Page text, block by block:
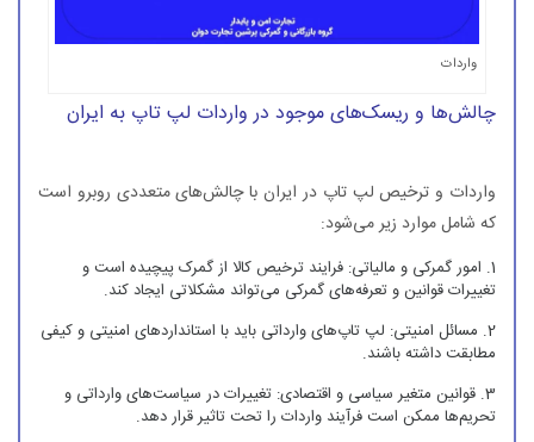
واردات
چالش‌ها و ریسک‌های موجود در واردات لپ تاپ به ایران
واردات و ترخیص لپ تاپ در ایران با چالش‌های متعددی روبرو است
که شامل موارد زیر می‌شود:
امور گمرکی و مالیاتی: فرایند ترخیص کالا از گمرک پیچیده است و
تغییرات قوانین و تعرفه‌های گمرکی می‌تواند مشکلاتی ایجاد کند.
مسائل امنیتی: لپ تاپ‌های وارداتی باید با استانداردهای امنیتی و کیفی
مطابقت داشته باشند.
قوانین متغیر سیاسی و اقتصادی: تغییرات در سیاست‌های وارداتی و
تحریم‌ها ممکن است فرآیند واردات را تحت تاثیر قرار دهد.